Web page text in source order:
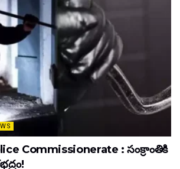
Commissionerate : సంక్రాంతికి